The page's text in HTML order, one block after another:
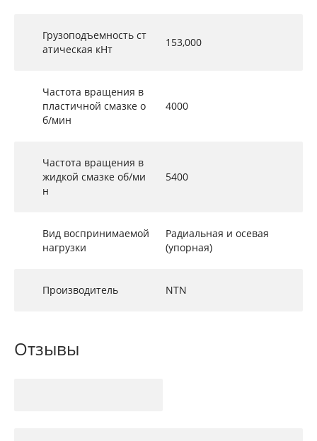
Грузоподъемность ст
атическая кНт
153,000
Частота вращения в
пластичной смазке о
б/мин
4000
Частота вращения в
жидкой смазке об/ми
н
5400
Вид воспринимаемой
нагрузки
Радиальная и осевая
(упорная)
Производитель NTN
Отзывы